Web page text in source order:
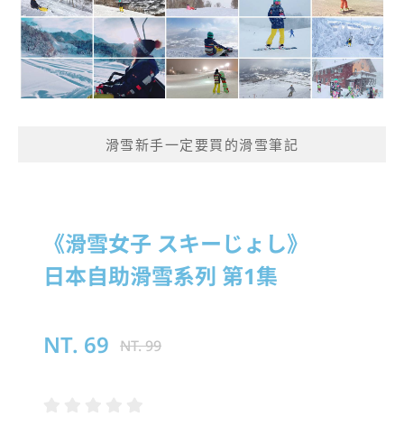
滑雪新手一定要買的滑雪筆記